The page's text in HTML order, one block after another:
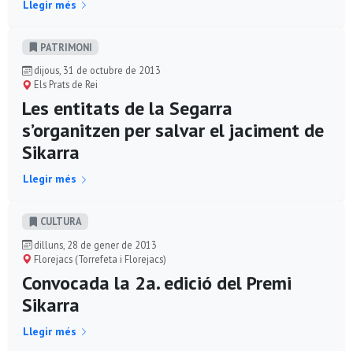
Llegir més
PATRIMONI
dijous, 31 de octubre de 2013
Els Prats de Rei
Les entitats de la Segarra
s’organitzen per salvar el jaciment de
Sikarra
Llegir més
CULTURA
dilluns, 28 de gener de 2013
Florejacs (Torrefeta i Florejacs)
Convocada la 2a. edició del Premi
Sikarra
Llegir més